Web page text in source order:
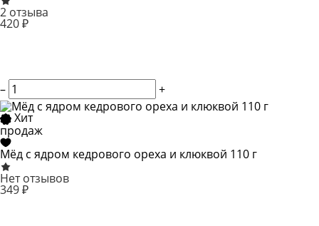
2 отзыва
420 ₽
–
+
Хит
продаж
Мёд с ядром кедрового ореха и клюквой 110 г
Нет отзывов
349 ₽